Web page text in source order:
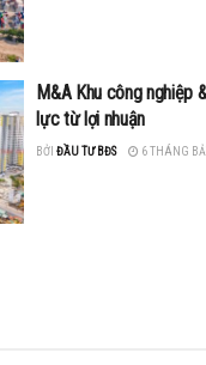
M&A Khu công nghiệp
lực từ lợi nhuận
BỞI ĐẦU TƯ BĐS 6 THÁNG